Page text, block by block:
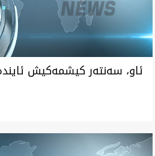
ئاو، سه‌نته‌ر كيشمه‌كيش